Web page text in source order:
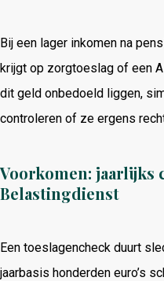
Bij een lager inkomen na
krijgt op zorgtoeslag of een
dit geld onbedoeld liggen,
controleren of ze ergens
Voorkomen: jaarlijks
Belastingdienst
Een toeslagencheck duurt
jaarbasis honderden euro’s